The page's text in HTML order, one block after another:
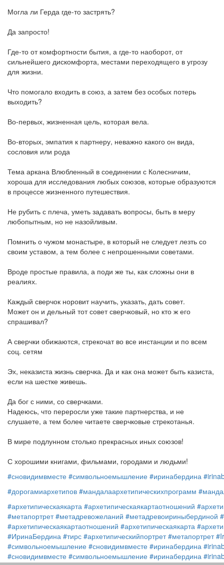
Могла ли Герда где-то застрять?
Да запросто!
Где-то от комфортности бытия, а где-то наоборот, от
сильнейшего дискомфорта, местами переходящего в угрозу
для жизни.
Что помогало входить в союз, а затем без особых потерь
выходить?
Во-первых, жизненная цель, которая вела.
Во-вторых, эмпатия к партнеру, неважно какого он вида,
сословия или рода
Тема аркана Влюбленный в соединении с Колесничим,
хороша для исследования любых союзов, которые образуются
в процессе жизненного путешествия.
Не рубить с плеча, уметь задавать вопросы, быть в меру
любопытным, но не назойливым.
Помнить о чужом монастыре, в который не следует лезть со
своим уставом, а тем более с непрошенными советами.
Вроде простые правила, а поди же ты, как сложны они в
реалиях.
Каждый сверчок норовит научить, указать, дать совет.
Может он и дельный тот совет сверчковый, но кто ж его
спрашивал?
А сверчки обижаются, стрекочат во все инстанции и по всем
соц. сетям
Эх, неказиста жизнь сверчка. Да и как она может быть казиста,
если на шестке живешь.
Да бог с ними, со сверчками.
Надеюсь, что переросли уже такие партнерства, и не
слушаете, а тем более читаете сверчковые стрекотанья.
В мире подлунном столько прекрасных иных союзов!
С хорошими книгами, фильмами, городами и людьми!
#сновидимвместе #символьноемышление #иринабердина
#дорогамиархетипов #мандалаархетипическихпрограмм
#архетипическаякарта #архетипическаякартаотношений
#метапортрет #метадревожеланий #метадревоириныбердиной
#архетипическаякартаотношений #архетипическаякарта
#ИринаБердина #тирс #архетипическийпортрет #метапортрет
#символьноемышление #сновидимвместе #иринабердина
#сновидимвместе #символьноемышление #иринабердина